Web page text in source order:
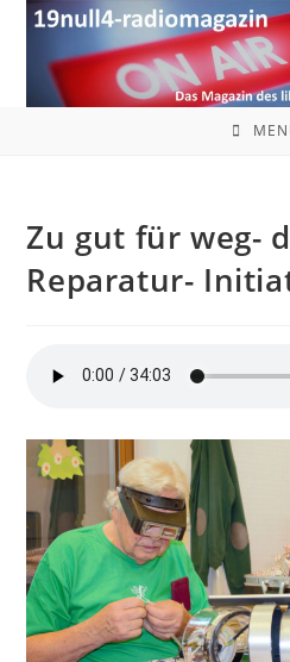
springen
Zu gut für weg-
Reparatur-